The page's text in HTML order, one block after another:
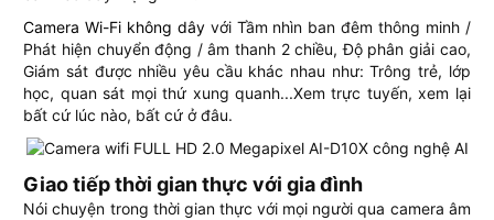
Camera Wi-Fi không dâyvới Tầm nhìn ban đêm thông minh /
Phát hiện chuyển động / âm thanh 2 chiều, Độ phân giải cao,
Giám sát được nhiều yêu cầu khác nhau như: Trông trẻ, lớp
học, quan sát mọi thứ xung quanh...Xem trực tuyến, xem lại
bất cứ lúc nào, bất cứ ở đâu.
Giao tiếp thời gian thực với gia đình
Nói chuyện trong thời gian thực với mọi người qua camera âm